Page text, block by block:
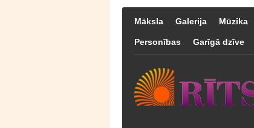
Māksla Galerija Mūzika
Personības Garīgā dzīve